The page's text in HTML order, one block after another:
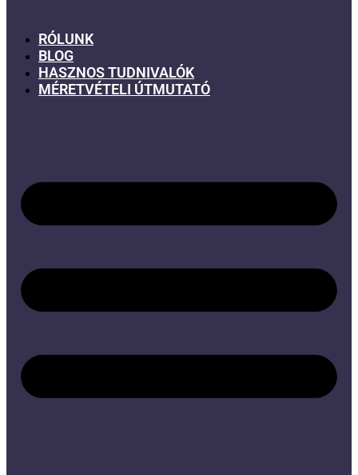
RÓLUNK
BLOG
HASZNOS TUDNIVALÓK
MÉRETVÉTELI ÚTMUTATÓ